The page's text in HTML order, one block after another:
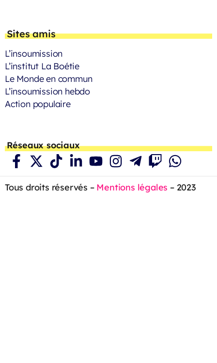
Sites amis
L’insoumission
L’institut La Boétie
Le Monde en commun
L’insoumission hebdo
Action populaire
Réseaux sociaux
Tous droits réservés – Mentions légales – 2023